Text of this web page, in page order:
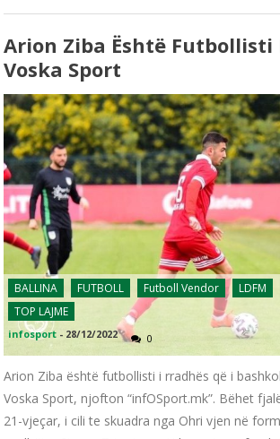
Arion Ziba Është Futbollisti
Voska Sport
BALLINA FUTBOLL Futboll Vendor LDFM
TOP LAJME
infosport - 28/12/2022 0
Arion Ziba është futbollisti i rradhës që i
Voska Sport, njofton “infOSport.mk”. Bëhet
21-vjeçar, i cili te skuadra nga Ohri vjen në